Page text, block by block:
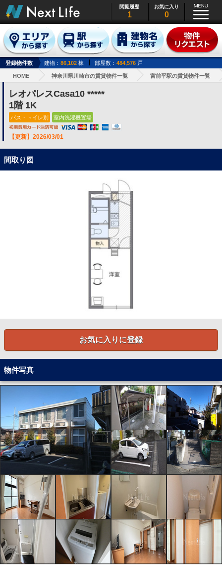
閲覧履歴
1
お気に入り
0
登録物件数 建物： 86,102 棟 部屋数： 484,576 戸
HOME 神奈川県川崎市の賃貸物件一覧 宮前平駅の賃貸物件一覧
レオパレスCasa10 *****
1階 1K
バス・トイレ別 室内洗濯機置場
【更新】2026/03/01
間取り図
お気に入りに登録
物件写真